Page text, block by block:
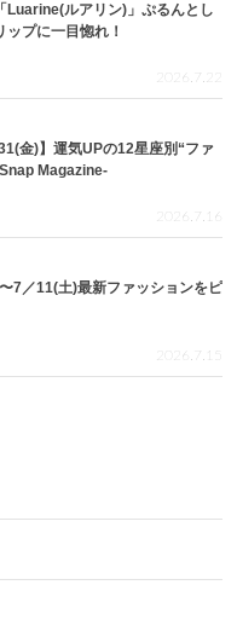
Luarine(ルアリン)」ぷるんとし
プに一目惚れ！
2026.7.22
金)】運気UPの12星座別“ファ
Magazine-
2026.7.16
7／11(土)最新ファッションをピ
2026.7.15